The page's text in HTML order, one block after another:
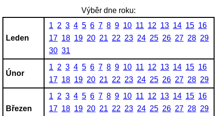
Výběr dne roku:
Leden
1 2 3 4 5 6 7 8 9 10 11 12 13 14 15 16
17 18 19 20 21 22 23 24 25 26 27 28 29
30 31
Únor
1 2 3 4 5 6 7 8 9 10 11 12 13 14 15 16
17 18 19 20 21 22 23 24 25 26 27 28 29
Březen
1 2 3 4 5 6 7 8 9 10 11 12 13 14 15 16
17 18 19 20 21 22 23 24 25 26 27 28 29